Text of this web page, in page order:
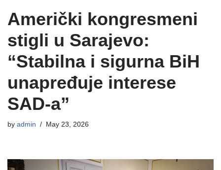
Američki kongresmeni
stigli u Sarajevo:
“Stabilna i sigurna BiH
unapređuje interese
SAD-a”
by admin May 23, 2026